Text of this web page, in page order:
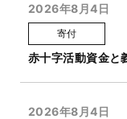
2026年8月4日
寄付
赤十字活動資金と
2026年8月4日